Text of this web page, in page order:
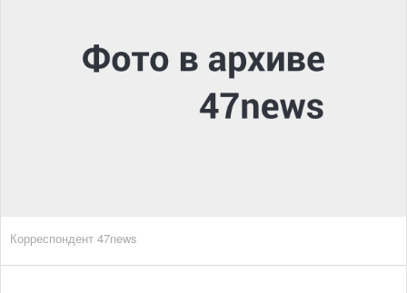
Корреспондент 47news